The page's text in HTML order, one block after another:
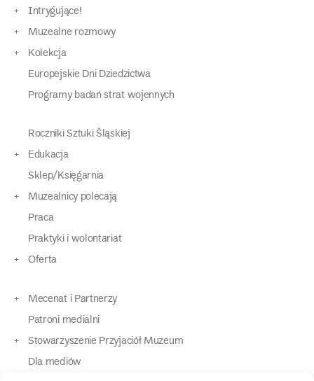
Intrygujące!
Muzealne rozmowy
Kolekcja
Europejskie Dni Dziedzictwa
Programy badań strat wojennych
Roczniki Sztuki Śląskiej
Edukacja
Sklep/Księgarnia
Muzealnicy polecają
Praca
Praktyki i wolontariat
Oferta
Mecenat i Partnerzy
Patroni medialni
Stowarzyszenie Przyjaciół Muzeum
Dla mediów